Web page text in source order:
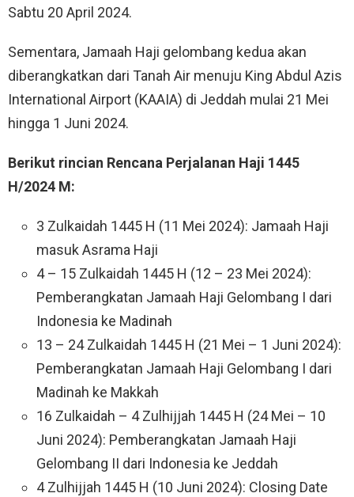
Sabtu 20 April 2024.
Sementara, Jamaah Haji gelombang kedua akan
diberangkatkan dari Tanah Air menuju King Abdul Azis
International Airport (KAAIA) di Jeddah mulai 21 Mei
hingga 1 Juni 2024.
Berikut rincian Rencana Perjalanan Haji 1445
H/2024 M:
3 Zulkaidah 1445 H (11 Mei 2024): Jamaah Haji
masuk Asrama Haji
4 – 15 Zulkaidah 1445 H (12 – 23 Mei 2024):
Pemberangkatan Jamaah Haji Gelombang I dari
Indonesia ke Madinah
13 – 24 Zulkaidah 1445 H (21 Mei – 1 Juni 2024):
Pemberangkatan Jamaah Haji Gelombang I dari
Madinah ke Makkah
16 Zulkaidah – 4 Zulhijjah 1445 H (24 Mei – 10
Juni 2024): Pemberangkatan Jamaah Haji
Gelombang II dari Indonesia ke Jeddah
4 Zulhijjah 1445 H (10 Juni 2024): Closing Date